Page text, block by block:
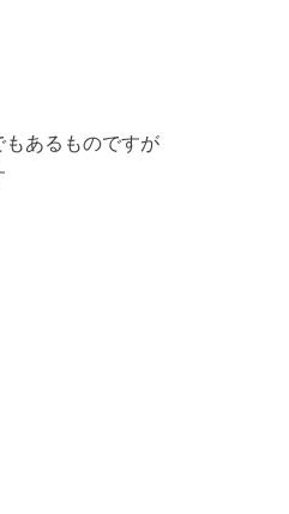
あるものですが